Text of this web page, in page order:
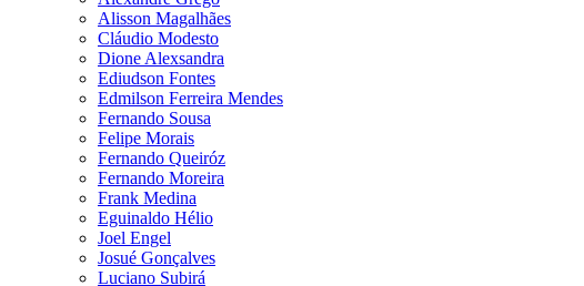
Alisson Magalhães
Cláudio Modesto
Dione Alexsandra
Ediudson Fontes
Edmilson Ferreira Mendes
Fernando Sousa
Felipe Morais
Fernando Queiróz
Fernando Moreira
Frank Medina
Eguinaldo Hélio
Joel Engel
Josué Gonçalves
Luciano Subirá